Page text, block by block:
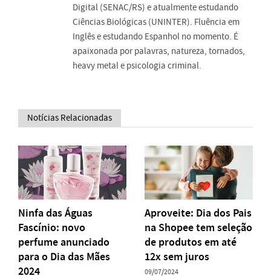
Digital (SENAC/RS) e atualmente estudando
Ciências Biológicas (UNINTER). Fluência em
Inglês e estudando Espanhol no momento. É
apaixonada por palavras, natureza, tornados,
heavy metal e psicologia criminal.
Notícias Relacionadas
Ninfa das Águas
Fascínio: novo
perfume anunciado
para o Dia das Mães
2024
Aproveite: Dia dos Pais
na Shopee tem seleção
de produtos em até
12x sem juros
09/07/2024